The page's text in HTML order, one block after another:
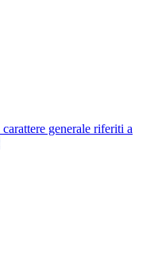
generale riferiti a